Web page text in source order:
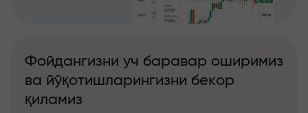
Фойдангизни уч баравар оширимиз
ва йўқотишларингизни бекор
қиламиз